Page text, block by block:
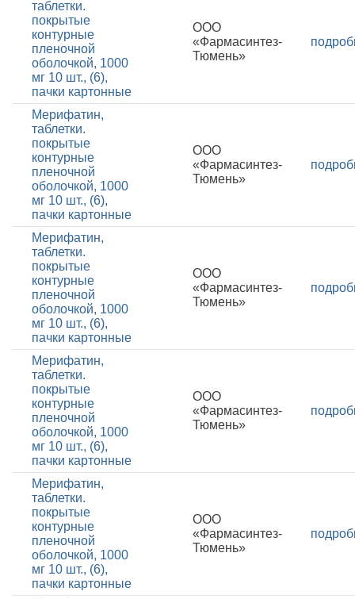
таблетки.
покрытые
контурные
пленочной
оболочкой, 1000
мг 10 шт., (6),
пачки картонные
ООО
«Фармасинтез-
Тюмень»
Мерифатин,
таблетки.
покрытые
контурные
пленочной
оболочкой, 1000
мг 10 шт., (6),
пачки картонные
ООО
«Фармасинтез-
Тюмень»
Мерифатин,
таблетки.
покрытые
контурные
пленочной
оболочкой, 1000
мг 10 шт., (6),
пачки картонные
ООО
«Фармасинтез-
Тюмень»
Мерифатин,
таблетки.
покрытые
контурные
пленочной
оболочкой, 1000
мг 10 шт., (6),
пачки картонные
ООО
«Фармасинтез-
Тюмень»
Мерифатин,
таблетки.
покрытые
контурные
пленочной
оболочкой, 1000
мг 10 шт., (6),
пачки картонные
ООО
«Фармасинтез-
Тюмень»